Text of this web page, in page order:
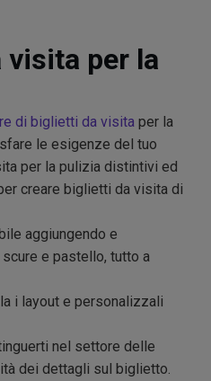
per la
di biglietti da visita per la
le esigenze del tuo
per la pulizia distintivi ed
creare biglietti da visita di
aggiungendo e
e pastello, tutto a
i layout e personalizzali
nel settore delle
dei dettagli sul biglietto.